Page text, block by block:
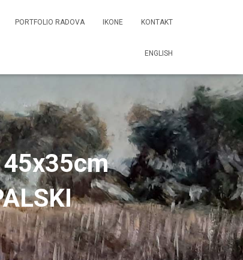
PORTFOLIO RADOVA IKONE KONTAKT
ENGLISH